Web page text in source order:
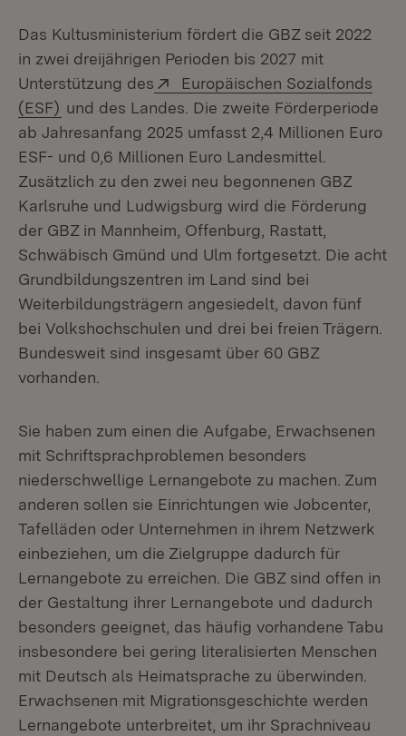
Das Kultusministerium fördert die GBZ seit 2022
in zwei dreijährigen Perioden bis 2027 mit
Unterstützung des
Extern:
Europäischen Sozialfonds
(ESF) (Öffnet in neuem Fenster)
und des Landes. Die zweite Förderperiode
ab Jahresanfang 2025 umfasst 2,4 Millionen Euro
ESF- und 0,6 Millionen Euro Landesmittel.
Zusätzlich zu den zwei neu begonnenen GBZ
Karlsruhe und Ludwigsburg wird die Förderung
der GBZ in Mannheim, Offenburg, Rastatt,
Schwäbisch Gmünd und Ulm fortgesetzt. Die acht
Grundbildungszentren im Land sind bei
Weiterbildungsträgern angesiedelt, davon fünf
bei Volkshochschulen und drei bei freien Trägern.
Bundesweit sind insgesamt über 60 GBZ
vorhanden.
Sie haben zum einen die Aufgabe, Erwachsenen
mit Schriftsprachproblemen besonders
niederschwellige Lernangebote zu machen. Zum
anderen sollen sie Einrichtungen wie Jobcenter,
Tafelläden oder Unternehmen in ihrem Netzwerk
einbeziehen, um die Zielgruppe dadurch für
Lernangebote zu erreichen. Die GBZ sind offen in
der Gestaltung ihrer Lernangebote und dadurch
besonders geeignet, das häufig vorhandene Tabu
insbesondere bei gering literalisierten Menschen
mit Deutsch als Heimatsprache zu überwinden.
Erwachsenen mit Migrationsgeschichte werden
Lernangebote unterbreitet, um ihr Sprachniveau